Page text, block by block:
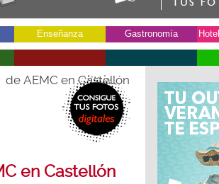
Enseñanza Gastronomía
AEMC en Castellón
en Castellón